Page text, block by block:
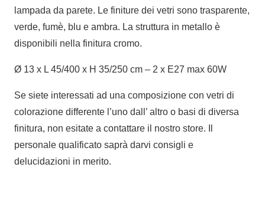
lampada da parete. Le finiture dei vetri sono trasparente,
verde, fumè, blu e ambra. La struttura in metallo è
disponibili nella finitura cromo.
Ø 13 x L 45/400 x H 35/250 cm – 2 x E27 max 60W
Se siete interessati ad una composizione con vetri di
colorazione differente l’uno dall’ altro o basi di diversa
finitura, non esitate a contattare il nostro store. Il
personale qualificato saprà darvi consigli e
delucidazioni in merito.